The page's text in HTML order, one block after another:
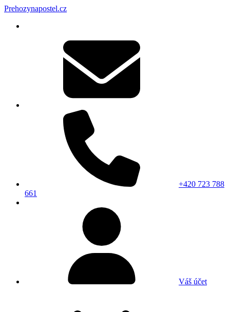
Prehozynapostel.cz
+420 723 788
661
Váš účet